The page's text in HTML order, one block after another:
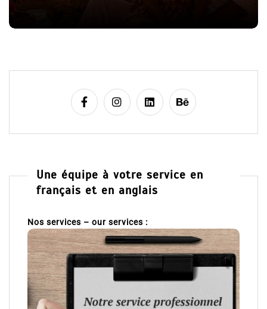
Une équipe à votre service en
français et en anglais
Nos services – our services :